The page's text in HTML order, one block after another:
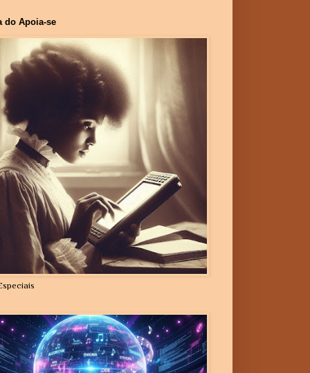
do Apoia-se